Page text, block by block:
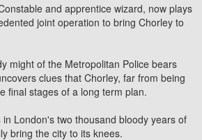
and apprentice wizard, now plays
joint operation to bring Chorley to
might of the Metropolitan Police bears
clues that Chorley, far from being
final stages of a long term plan.
London's two thousand bloody years of
bring the city to its knees.